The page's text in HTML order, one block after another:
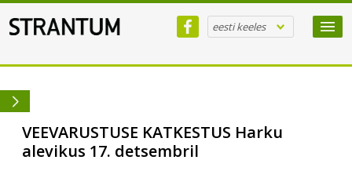
eesti keeles
VEEVARUSTUSE KATKESTUS Harku
alevikus 17. detsembril